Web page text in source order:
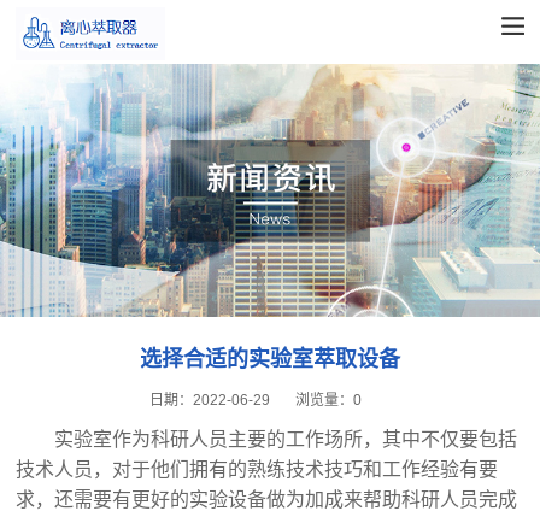
选择合适的实验室萃取设备
2022-06-29
日期： 浏览量：0
实验室作为科研人员主要的工作场所，其中不仅要包括
技术人员，对于他们拥有的熟练技术技巧和工作经验有要
求，还需要有更好的实验设备做为加成来帮助科研人员完成